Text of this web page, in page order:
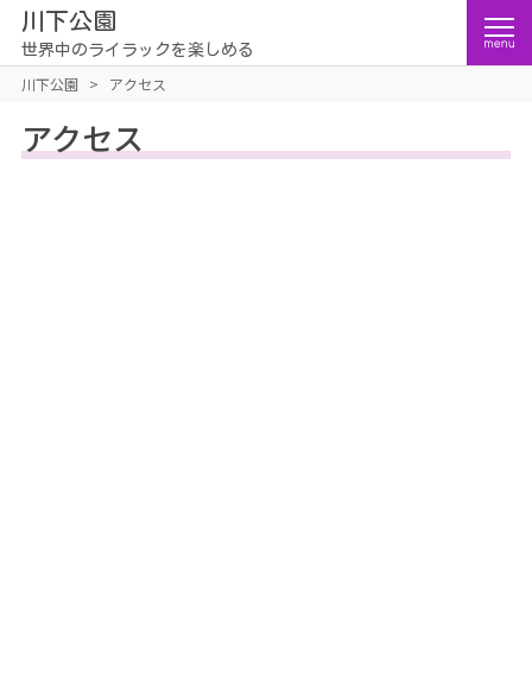
川下公園
世界中のライラックを楽しめる
川下公園 > アクセス
アクセス